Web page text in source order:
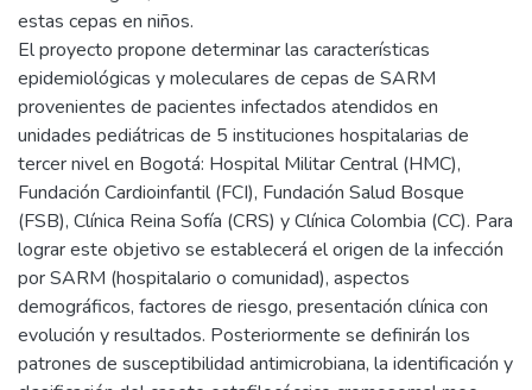
estas cepas en niños.
El proyecto propone determinar las características
epidemiológicas y moleculares de cepas de SARM
provenientes de pacientes infectados atendidos en
unidades pediátricas de 5 instituciones hospitalarias de
tercer nivel en Bogotá: Hospital Militar Central (HMC),
Fundación Cardioinfantil (FCI), Fundación Salud Bosque
(FSB), Clínica Reina Sofía (CRS) y Clínica Colombia (CC). Para
lograr este objetivo se establecerá el origen de la infección
por SARM (hospitalario o comunidad), aspectos
demográficos, factores de riesgo, presentación clínica con
evolución y resultados. Posteriormente se definirán los
patrones de susceptibilidad antimicrobiana, la identificación y